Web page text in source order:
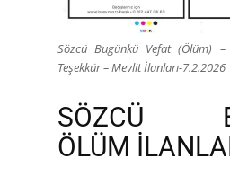
Sözcü Bugünkü Vefat (Ölüm) –
Teşekkür – Mevlit İlanları-7.2.2026
SÖZCÜ
ÖLÜM